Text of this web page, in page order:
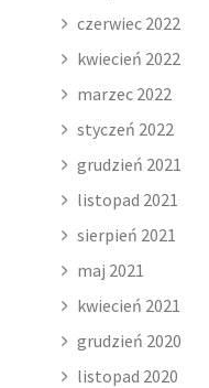
czerwiec 2022
kwiecień 2022
marzec 2022
styczeń 2022
grudzień 2021
listopad 2021
sierpień 2021
maj 2021
kwiecień 2021
grudzień 2020
listopad 2020